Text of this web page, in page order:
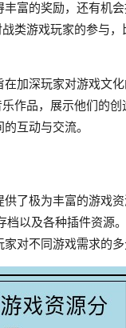
富的奖励，还有机
类游戏玩家的参与
加深玩家对游戏文
作品，展示他们的
互动与交流。
了极为丰富的游戏
以及各种插件资源
对不同游戏需求的多